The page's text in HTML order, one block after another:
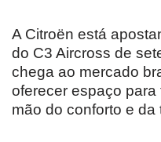
A Citroën está
do C3 Aircross de
chega ao mercado
oferecer espaço
mão do conforto e da